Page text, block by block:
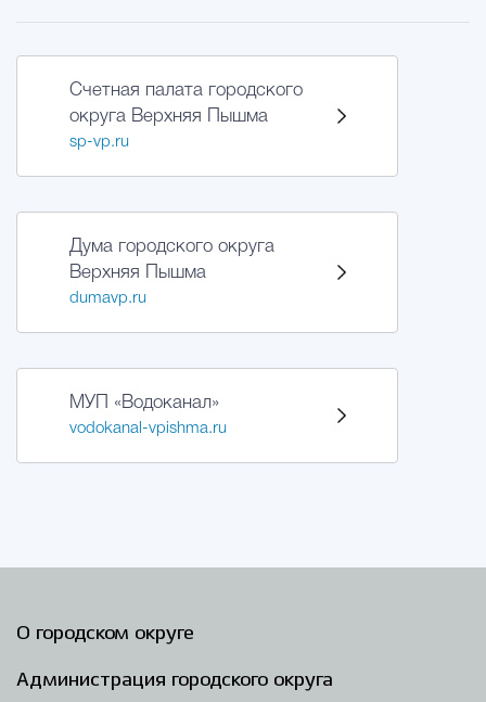
Счетная палата городского
округа Верхняя Пышма
sp-vp.ru
Дума городского округа
Верхняя Пышма
dumavp.ru
МУП «Водоканал»
vodokanal-vpishma.ru
О городском округе
Администрация городского округа